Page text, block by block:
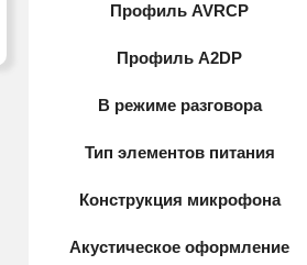
Профиль AVRCP
Профиль A2DP
В режиме разговора
Тип элементов питания
Конструкция микрофона
Акустическое оформление